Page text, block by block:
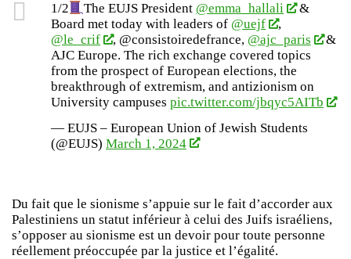
1/2 The EUJS President @emma_hallali
&
Board met today with leaders of @uejf
,
@le_crif
, @consistoiredefrance, @ajc_paris
&
AJC Europe. The rich exchange covered topics
from the prospect of European elections, the
breakthrough of extremism, and antizionism on
University campuses pic.twitter.com/jbqyc5AITb
— EUJS – European Union of Jewish Students
(@EUJS) March 1, 2024
Du fait que le sionisme s’appuie sur le fait d’accorder aux
Palestiniens un statut inférieur à celui des Juifs israéliens,
s’opposer au sionisme est un devoir pour toute personne
réellement préoccupée par la justice et l’égalité.